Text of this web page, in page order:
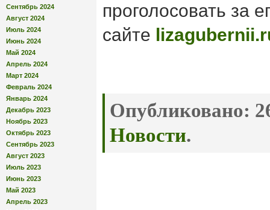
Сентябрь 2024
Август 2024
Июль 2024
Июнь 2024
Май 2024
Апрель 2024
Март 2024
Февраль 2024
Январь 2024
Декабрь 2023
Ноябрь 2023
Октябрь 2023
Сентябрь 2023
Август 2023
Июль 2023
Июнь 2023
Май 2023
Апрель 2023
проголосовать за
сайте
Опубликовано:
Новости.